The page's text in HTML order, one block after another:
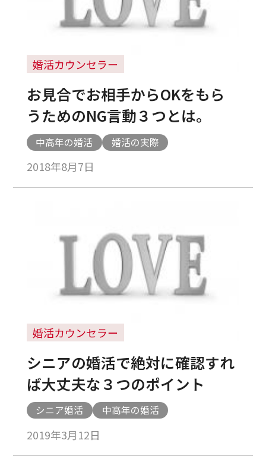
婚活カウンセラー
お見合でお相手からOKをもら
うためのNG言動３つとは。
中高年の婚活 婚活の実際
2018年8月7日
婚活カウンセラー
シニアの婚活で絶対に確認すれ
ば大丈夫な３つのポイント
シニア婚活 中高年の婚活
2019年3月12日